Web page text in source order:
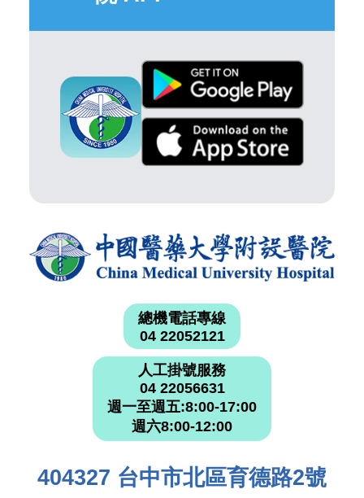
總機電話專線
04 22052121
人工掛號服務
04 22056631
週一至週五:8:00-17:00
週六8:00-12:00
404327 台中市北區育德路2號